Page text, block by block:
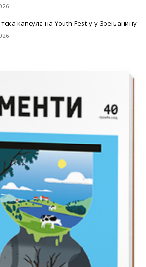
капсула на Youth Fest-у у Зрењанину